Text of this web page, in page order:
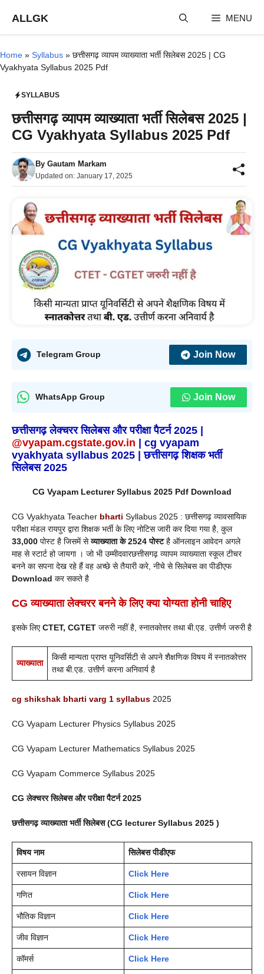
content
ALLGK MENU
Home » Syllabus » छत्तीसगढ़ व्यापम व्याख्याता भर्ती सिलेबस 2025 | CG
Vyakhyata Syllabus 2025 Pdf
SYLLABUS
छत्तीसगढ़ व्यापम व्याख्याता भर्ती सिलेबस 2025 |
CG Vyakhyata Syllabus 2025 Pdf
By Gautam Markam
Updated on: January 17, 2025
Telegram Group Join Now
WhatsApp Group Join Now
छत्तीसगढ़ लेक्चरर सिलेबस और परीक्षा पैटर्न 2025 |
@vyapam.cgstate.gov.in | cg vyapam
vyakhyata syllabus 2025 | छत्तीसगढ़ शिक्षक भर्ती
सिलेबस 2025
CG Vyapam Lecturer Syllabus 2025 Pdf Download
CG Vyakhyata Teacher bharti Syllabus 2025 : छत्तीसगढ़ व्यावसायिक
परीक्षा मंडल रायपुर द्वारा शिक्षक भर्ती के लिए नोटिस जारी कर दिया गया है, कुल
33,000 पोस्ट है जिसमें सेव्याख्याता के 2524पोस्टहै ऑनलाइन आवेदन अगले
माह से स्टार्ट हो जायगा । जो भी उम्मीदवारछत्तीसगढ़ व्यापम व्याख्याता स्कूल टीचर
बनने का सपना देख रहे हैं वह अच्छे से तैयारी करे, नीचे से सिलेबस का पीडीएफ
Download कर सकते है
CG व्याख्याता लेक्चरर बनने के लिए क्या योग्यता होनी चाहिए
इसके लिएCTET, CGTET जरुरी नहीं है, स्नातकोत्तर तथा बी.एड. उत्तीर्ण जरुरी है
व्याख्याता
किसी मान्यता प्राप्त यूनिवर्सिटी से अपने शैक्षणिक विषय में स्नातकोत्तर
तथा बी.एड. उत्तीर्ण करना अनिवार्य है
cg shikshak bharti varg 1 syllabus 2025
CG Vyapam Lecturer Physics Syllabus 2025
CG Vyapam Lecturer Mathematics Syllabus 2025
CG Vyapam Commerce Syllabus 2025
CG लेक्चरर सिलेबस और परीक्षा पैटर्न 2025
छत्तीसगढ़ व्याख्याता भर्ती सिलेबस (CG lecturer Syllabus 2025 )
विषय नाम सिलेबस पीडीएफ
रसायन विज्ञान Click Here
गणित Click Here
भौतिक विज्ञान Click Here
जीव विज्ञान Click Here
कॉमर्स Click Here